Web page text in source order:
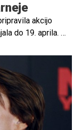
akcijo
do 19. aprila. Z
ravnanjem v
policija izvajala